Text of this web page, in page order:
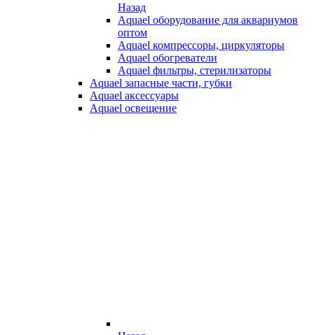
Назад
Aquael оборудование для аквариумов
оптом
Aquael компрессоры, циркуляторы
Aquael обогреватели
Aquael фильтры, стерилизаторы
Aquael запасные части, губки
Aquael аксессуары
Aquael освещение